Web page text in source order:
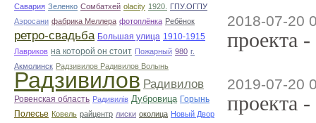
Савария Зеленко Сомбатхей olacity 1920.
ГПУ.ОГПУ
Аэросани фабрика Меллера фотоплёнка Ребёнок
ретро-свадьба Большая улица 1910-1915
Лавриков на которой он стоит Пожарный 980 г.
Акмолинск Радзивилов Радивилов Волынь
Радзивилов Радивилов
Ровенская область Радивилiв Дубровица Горынь
Полесье Ковель райцентр лиски околица Новый Двор
2018-07-20
проекта
2019-07-20
проекта